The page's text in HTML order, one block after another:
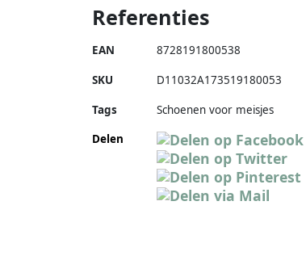
Referenties
EAN 8728191800538
SKU D11032A173519180053
Tags
Schoenen voor meisjes
Delen